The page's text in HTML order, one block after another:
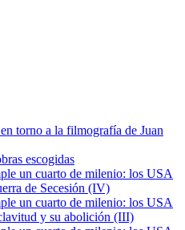
torno a la filmografía de Juan
escogidas
un cuarto de milenio: los USA
de Secesión (IV)
un cuarto de milenio: los USA
y su abolición (III)